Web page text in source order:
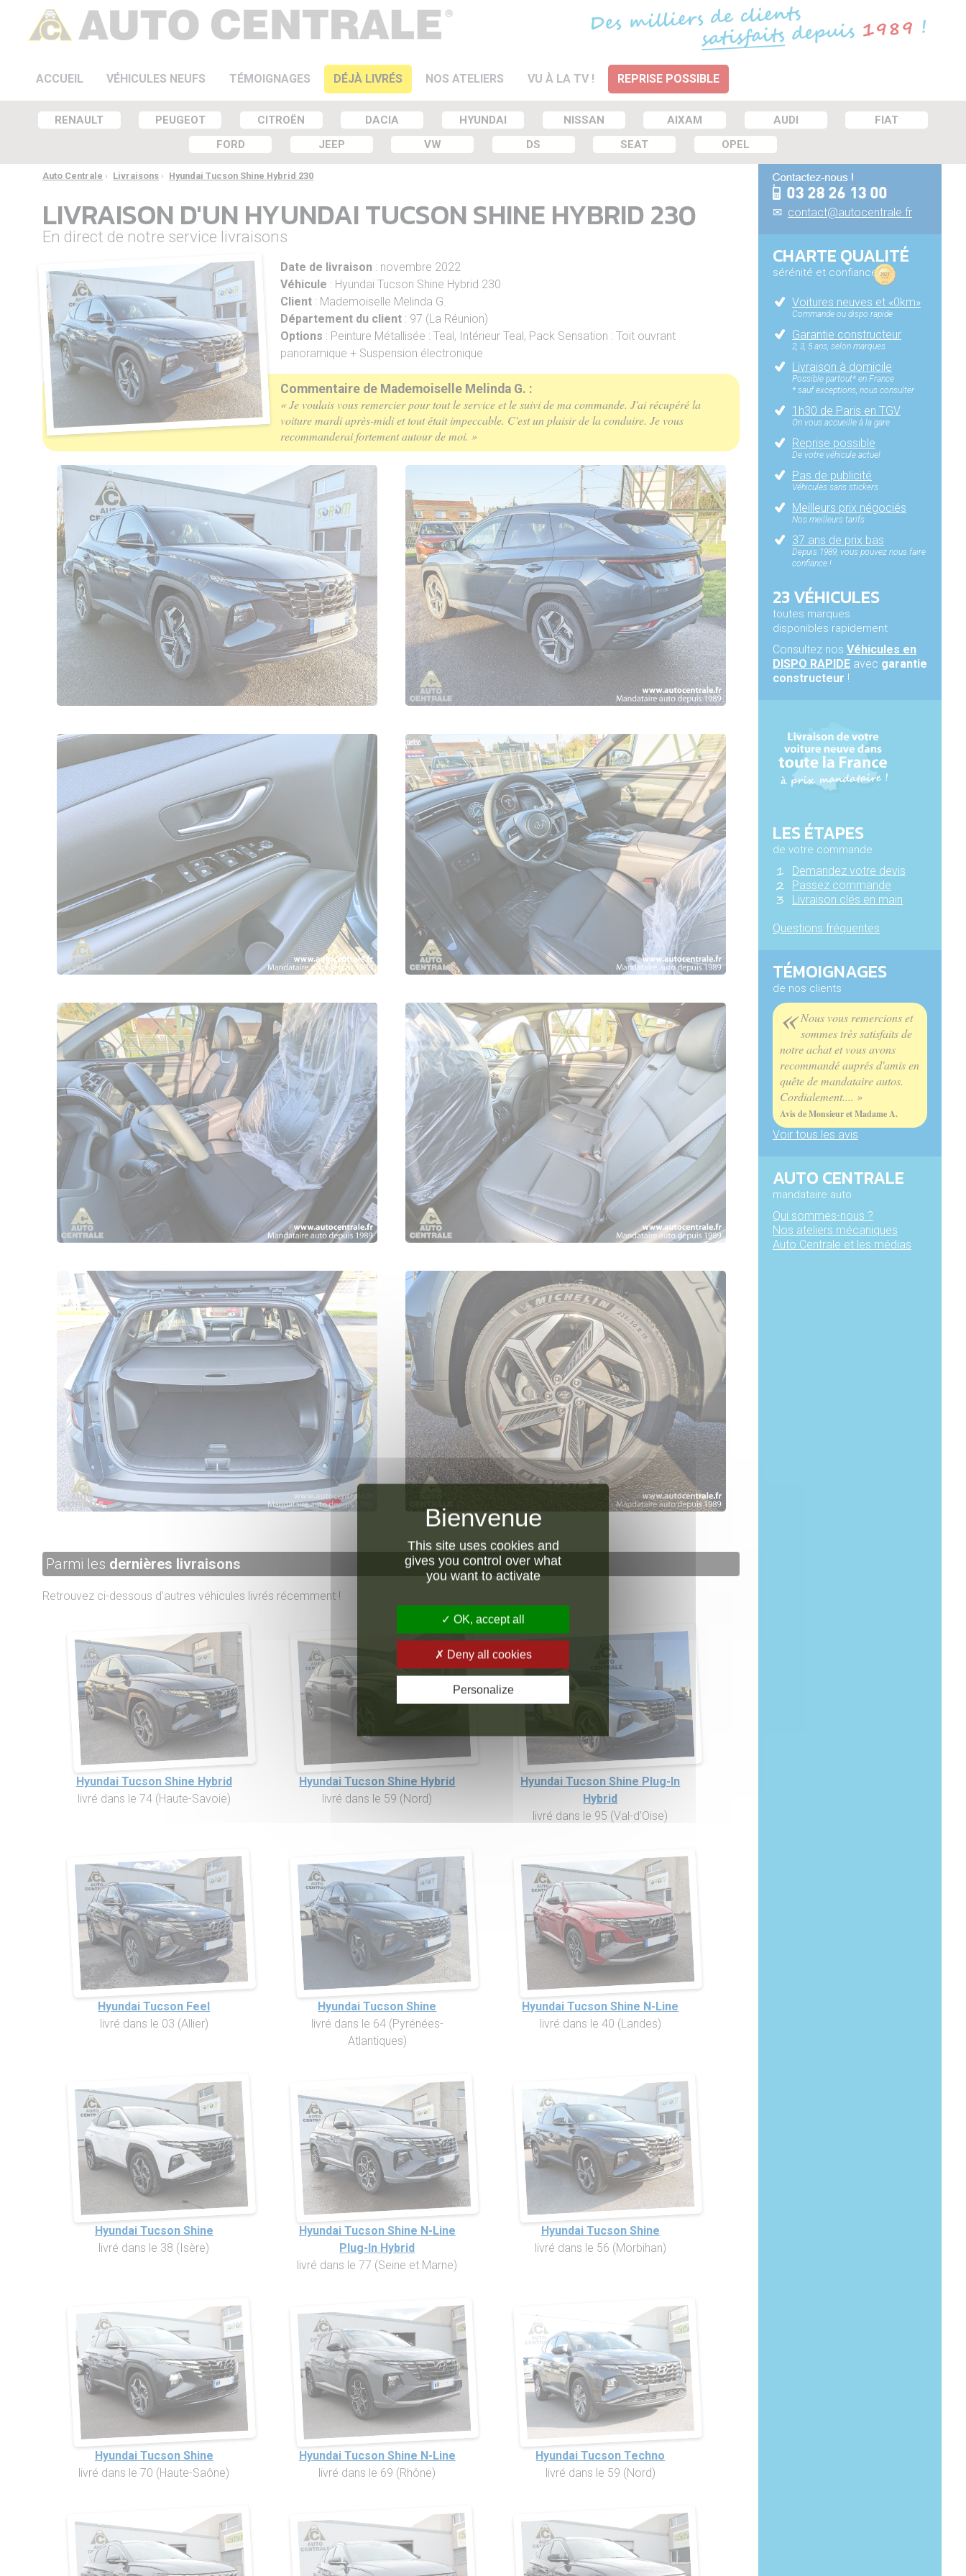
ACCUEIL VÉHICULES NEUFS TÉMOIGNAGES DÉJÀ LIVRÉS NOS ATELIERS VU À LA TV ! REPRISE POSSIBLE
RENAULT PEUGEOT CITROËN DACIA HYUNDAI NISSAN AIXAM AUDI
FIAT
FORD
JEEP VW DS SEAT OPEL
Auto Centrale › Livraisons › Hyundai Tucson Shine Hybrid 230
LIVRAISON D'UN HYUNDAI TUCSON SHINE HYBRID 230
En direct de notre service livraisons
Date de livraison : novembre 2022
Véhicule : Hyundai Tucson Shine Hybrid 230
Client : Mademoiselle Melinda G.
Département du client : 97 (La Réunion)
Options : Peinture Métallisée : Teal, Intérieur Teal, Pack Sensation : Toit ouvrant
panoramique + Suspension électronique
Commentaire de Mademoiselle Melinda G. :
« Je voulais vous remercier pour tout le service et le suivi de ma commande. J'ai récupéré la
voiture mardi après-midi et tout était impeccable. C'est un plaisir de la conduire. Je vous
recommanderai fortement autour de moi. »
Parmi les dernières livraisons
Retrouvez ci-dessous d'autres véhicules livrés récemment !
Hyundai Tucson Shine Hybrid
livré dans le 74 (Haute-Savoie)
Hyundai Tucson Shine Hybrid
livré dans le 59 (Nord)
Hyundai Tucson Shine Plug-In
Hybrid
livré dans le 95 (Val-d'Oise)
Hyundai Tucson Feel
livré dans le 03 (Allier)
Hyundai Tucson Shine
livré dans le 64 (Pyrénées-
Atlantiques)
Hyundai Tucson Shine N-Line
livré dans le 40 (Landes)
Hyundai Tucson Shine
livré dans le 38 (Isère)
Hyundai Tucson Shine N-Line
Plug-In Hybrid
livré dans le 77 (Seine et Marne)
Hyundai Tucson Shine
livré dans le 56 (Morbihan)
Hyundai Tucson Shine
livré dans le 70 (Haute-Saône)
Hyundai Tucson Shine N-Line
livré dans le 69 (Rhône)
Hyundai Tucson Techno
livré dans le 59 (Nord)
✉ contact@autocentrale.fr
CHARTE QUALITÉ
sérénité et confiance
Voitures neuves et «0km»
Commande ou dispo rapide
Garantie constructeur
2, 3, 5 ans, selon marques
Livraison à domicile
Possible partout* en France
* sauf exceptions, nous consulter
1h30 de Paris en TGV
On vous accueille à la gare
Reprise possible
De votre véhicule actuel
Pas de publicité
Véhicules sans stickers
Meilleurs prix négociés
Nos meilleurs tarifs
37 ans de prix bas
Depuis 1989, vous pouvez nous faire
confiance !
23 VÉHICULES
toutes marques
disponibles rapidement
Consultez nosVéhicules en
DISPO RAPIDE avec garantie
constructeur !
LES ÉTAPES
de votre commande
Demandez votre devis
Passez commande
Livraison clés en main
Questions fréquentes
TÉMOIGNAGES
de nos clients
« Nous vous remercions et
sommes très satisfaits de
notre achat et vous avons
recommandé auprés d'amis en
quête de mandataire autos.
Cordialement.... »
Avis de Monsieur et Madame A.
Voir tous les avis
AUTO CENTRALE
mandataire auto
Qui sommes-nous ?
Nos ateliers mécaniques
Auto Centrale et les médias
This site uses cookies and
gives you control over what
you want to activate
OK, accept all
Deny all cookies
Personalize